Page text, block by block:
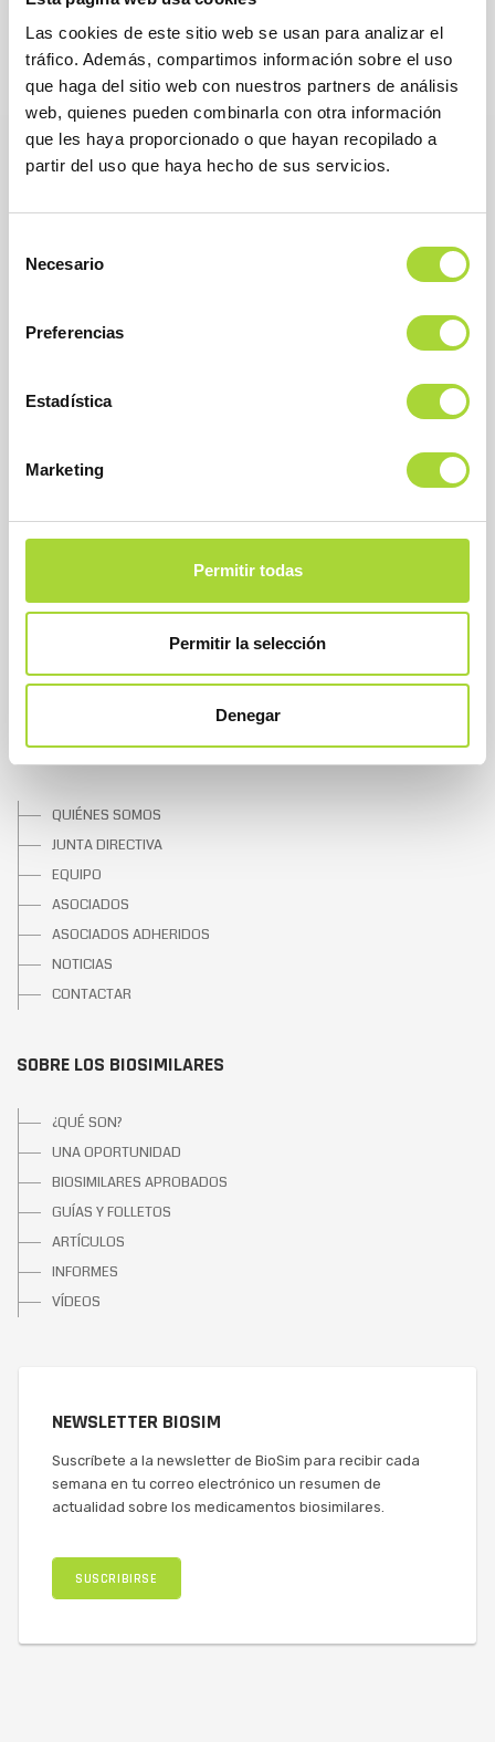
Las cookies de este sitio web se usan para analizar el
tráfico. Además, compartimos información sobre el uso
que haga del sitio web con nuestros partners de análisis
web, quienes pueden combinarla con otra información
que les haya proporcionado o que hayan recopilado a
partir del uso que haya hecho de sus servicios.
Necesario
Preferencias
Estadística
Marketing
Permitir todas
Permitir la selección
Denegar
BioSim
Calle Condesa de Venadito, 1
QUIÉNES SOMOS
JUNTA DIRECTIVA
EQUIPO
ASOCIADOS
ASOCIADOS ADHERIDOS
NOTICIAS
CONTACTAR
SOBRE LOS BIOSIMILARES
¿QUÉ SON?
UNA OPORTUNIDAD
BIOSIMILARES APROBADOS
GUÍAS Y FOLLETOS
ARTÍCULOS
INFORMES
VÍDEOS
NEWSLETTER BIOSIM
Suscríbete a la newsletter de BioSim para recibir cada
semana en tu correo electrónico un resumen de
actualidad sobre los medicamentos biosimilares.
SUSCRIBIRSE